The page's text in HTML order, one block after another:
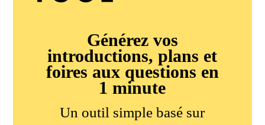
Générez vos
introductions, plans et
foires aux questions en
1 minute
Un outil simple basé sur